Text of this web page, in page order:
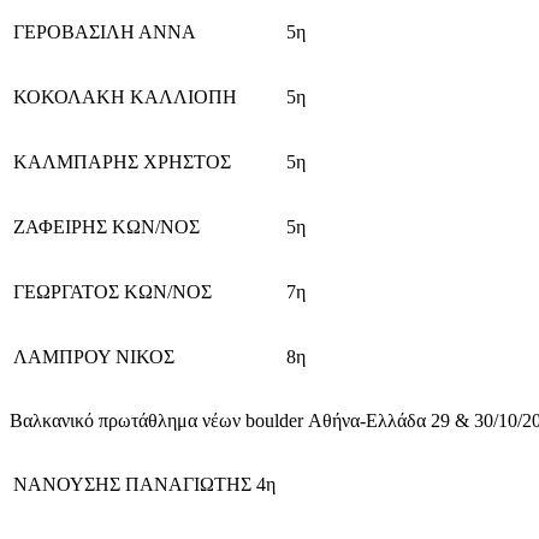
ΓΕΡΟΒΑΣΙΛΗ ΑΝΝΑ 5η
ΚΟΚΟΛΑΚΗ ΚΑΛΛΙΟΠΗ 5η
ΚΑΛΜΠΑΡΗΣ ΧΡΗΣΤΟΣ 5η
ΖΑΦΕΙΡΗΣ ΚΩΝ/ΝΟΣ 5η
ΓΕΩΡΓΑΤΟΣ ΚΩΝ/ΝΟΣ 7η
ΛΑΜΠΡΟΥ ΝΙΚΟΣ 8η
Βαλκανικό πρωτάθλημα νέων boulder Αθήνα-Ελλάδα 29 & 30/10/
ΝΑΝΟΥΣΗΣ ΠΑΝΑΓΙΩΤΗΣ 4η